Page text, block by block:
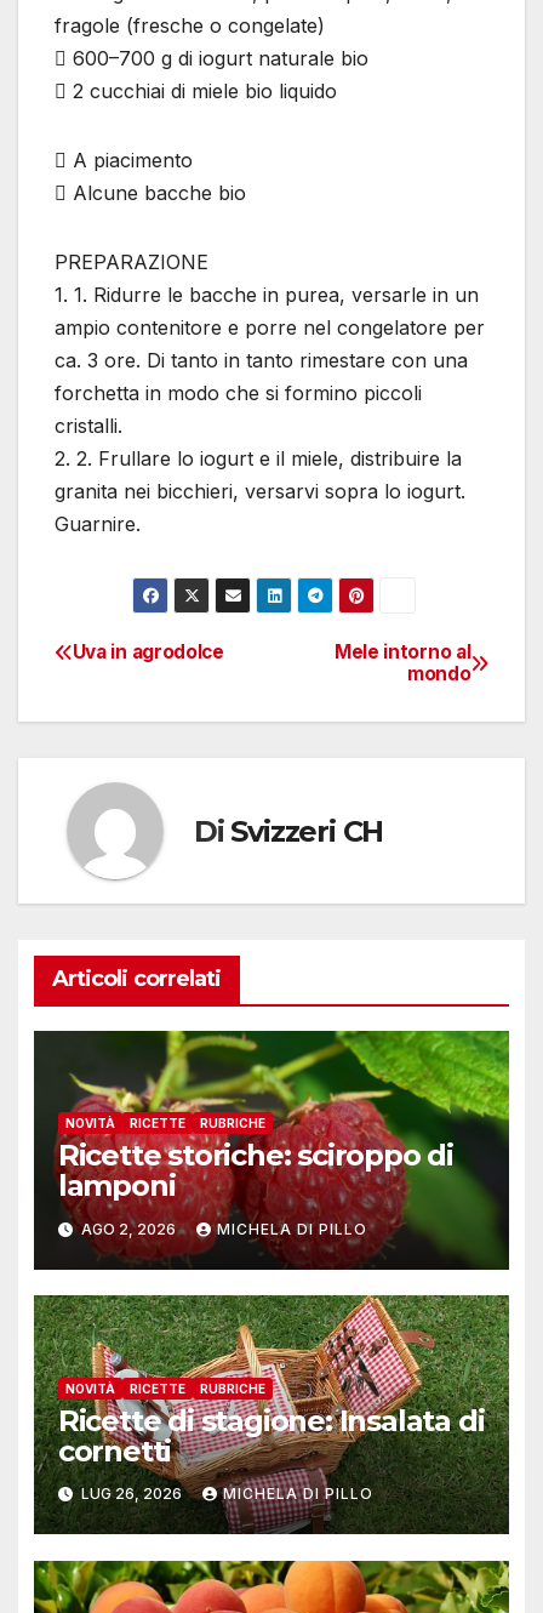
fragole (fresche o congelate)
 600–700 g di iogurt naturale bio
 2 cucchiai di miele bio liquido
 A piacimento
 Alcune bacche bio
PREPARAZIONE
1. 1. Ridurre le bacche in purea, versarle in un
ampio contenitore e porre nel congelatore per
ca. 3 ore. Di tanto in tanto rimestare con una
forchetta in modo che si formino piccoli
cristalli.
2. 2. Frullare lo iogurt e il miele, distribuire la
granita nei bicchieri, versarvi sopra lo iogurt.
Guarnire.
Navigazione
articoli
Mele intorno al
mondo
Uva in agrodolce
Di Svizzeri CH
Articoli correlati
NOVITÀ RICETTE RUBRICHE
Ricette storiche: sciroppo di
lamponi
AGO 2, 2026 MICHELA DI PILLO
NOVITÀ RICETTE RUBRICHE
Ricette di stagione: Insalata di
cornetti
LUG 26, 2026 MICHELA DI PILLO